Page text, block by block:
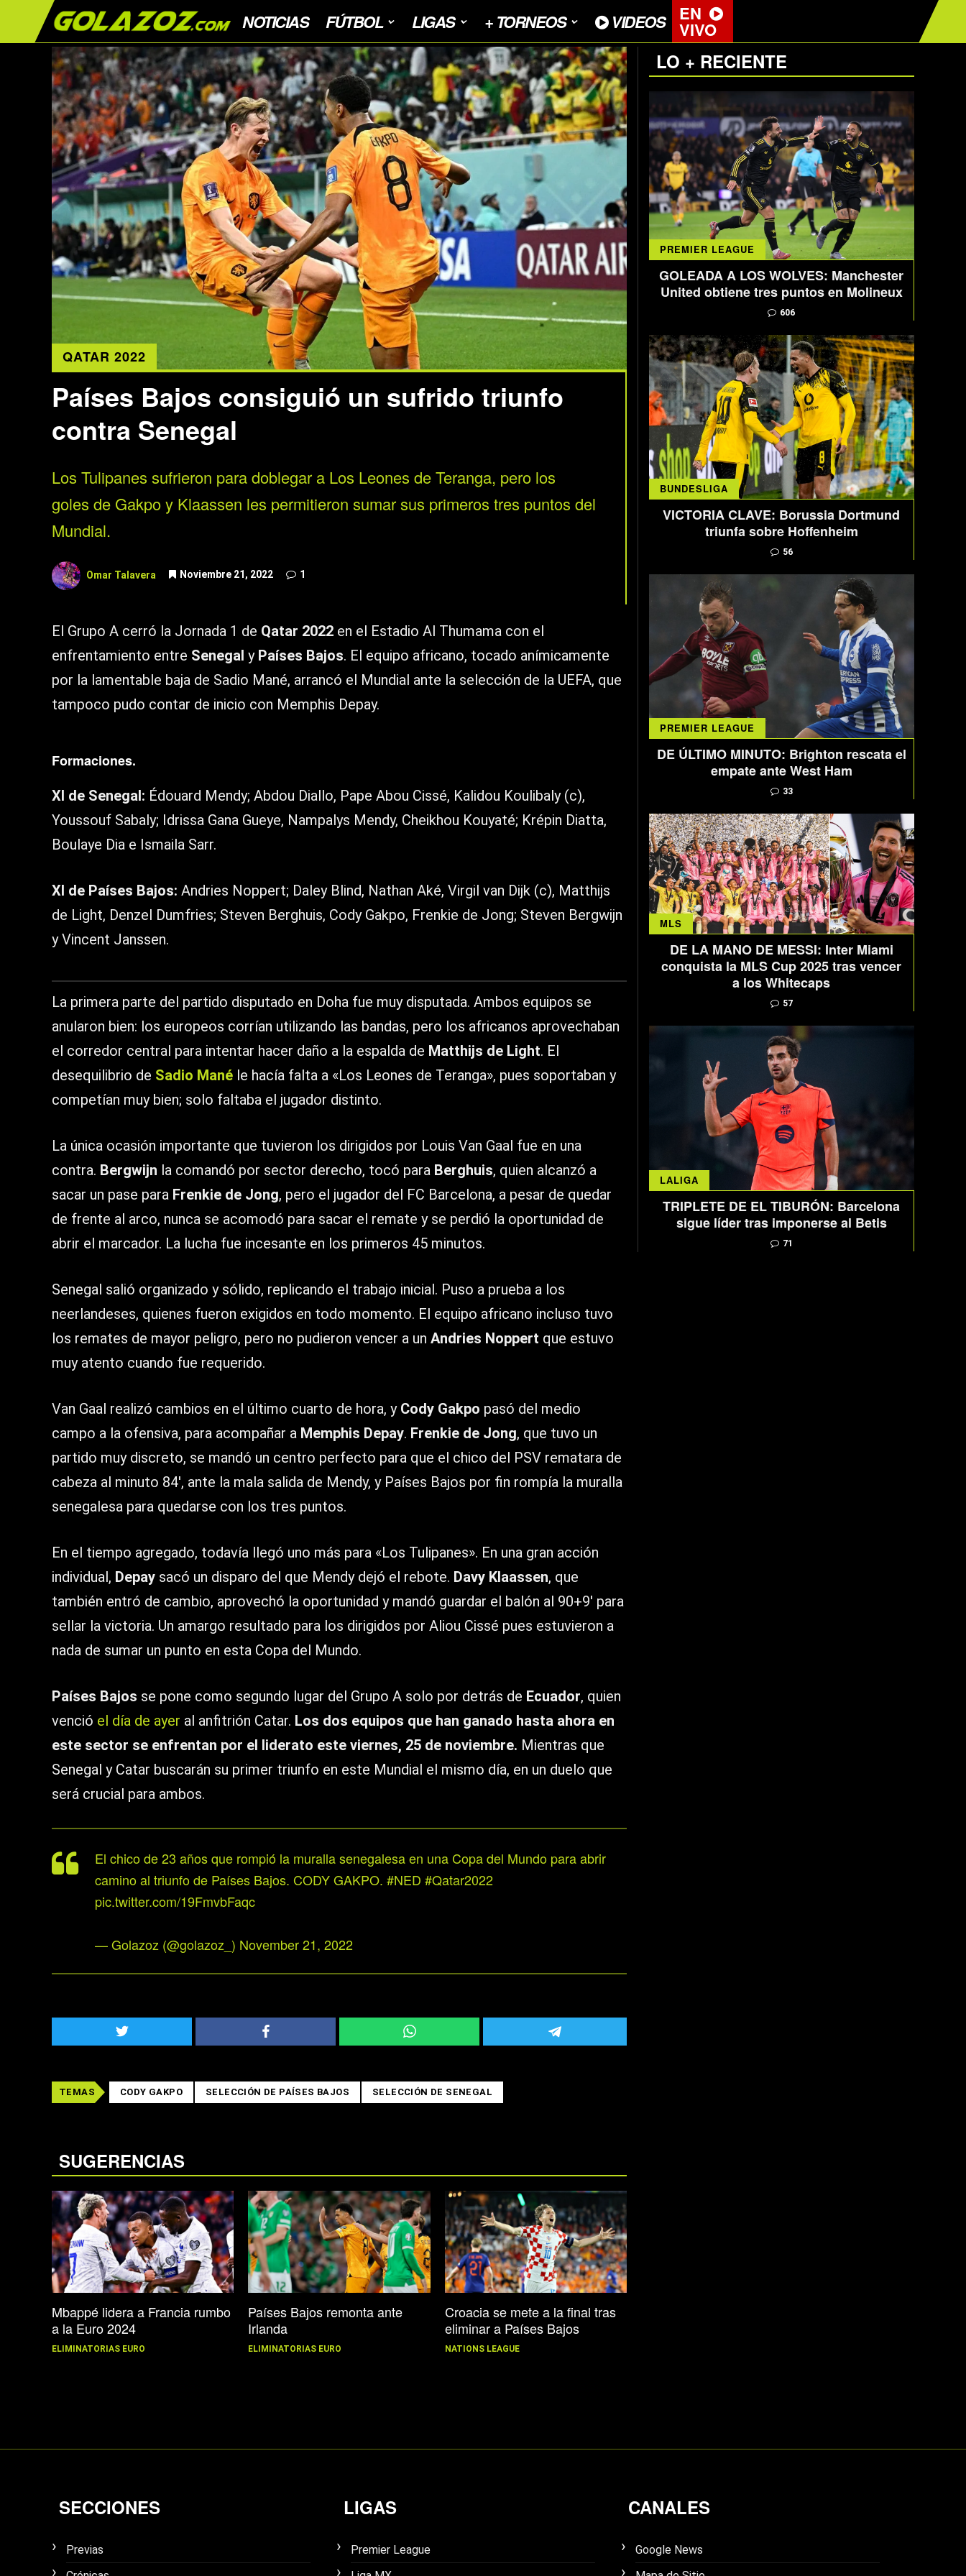
NOTICIAS FÚTBOL LIGAS + TORNEOS VIDEOS EN
VIVO
QATAR 2022
Países Bajos consiguió un sufrido triunfo
contra Senegal
Los Tulipanes sufrieron para doblegar a Los Leones de Teranga, pero los
goles de Gakpo y Klaassen les permitieron sumar sus primeros tres puntos del
Mundial.
Omar Talavera Noviembre 21, 2022 1
El Grupo A cerró la Jornada 1 de Qatar 2022 en el Estadio Al Thumama con el
enfrentamiento entre Senegal y Países Bajos. El equipo africano, tocado anímicamente
por la lamentable baja de Sadio Mané, arrancó el Mundial ante la selección de la UEFA, que
tampoco pudo contar de inicio con Memphis Depay.
Formaciones.
XI de Senegal: Édouard Mendy; Abdou Diallo, Pape Abou Cissé, Kalidou Koulibaly (c),
Youssouf Sabaly; Idrissa Gana Gueye, Nampalys Mendy, Cheikhou Kouyaté; Krépin Diatta,
Boulaye Dia e Ismaila Sarr.
XI de Países Bajos: Andries Noppert; Daley Blind, Nathan Aké, Virgil van Dijk (c), Matthijs
de Light, Denzel Dumfries; Steven Berghuis, Cody Gakpo, Frenkie de Jong; Steven Bergwijn
y Vincent Janssen.
La primera parte del partido disputado en Doha fue muy disputada. Ambos equipos se
anularon bien: los europeos corrían utilizando las bandas, pero los africanos aprovechaban
el corredor central para intentar hacer daño a la espalda de Matthijs de Light. El
desequilibrio de Sadio Mané le hacía falta a «Los Leones de Teranga», pues soportaban y
competían muy bien; solo faltaba el jugador distinto.
La única ocasión importante que tuvieron los dirigidos por Louis Van Gaal fue en una
contra. Bergwijn la comandó por sector derecho, tocó para Berghuis, quien alcanzó a
sacar un pase para Frenkie de Jong, pero el jugador del FC Barcelona, a pesar de quedar
de frente al arco, nunca se acomodó para sacar el remate y se perdió la oportunidad de
abrir el marcador. La lucha fue incesante en los primeros 45 minutos.
Senegal salió organizado y sólido, replicando el trabajo inicial. Puso a prueba a los
neerlandeses, quienes fueron exigidos en todo momento. El equipo africano incluso tuvo
los remates de mayor peligro, pero no pudieron vencer a un Andries Noppert que estuvo
muy atento cuando fue requerido.
Van Gaal realizó cambios en el último cuarto de hora, y Cody Gakpo pasó del medio
campo a la ofensiva, para acompañar a Memphis Depay. Frenkie de Jong, que tuvo un
partido muy discreto, se mandó un centro perfecto para que el chico del PSV rematara de
cabeza al minuto 84′, ante la mala salida de Mendy, y Países Bajos por fin rompía la muralla
senegalesa para quedarse con los tres puntos.
En el tiempo agregado, todavía llegó uno más para «Los Tulipanes». En una gran acción
individual, Depay sacó un disparo del que Mendy dejó el rebote. Davy Klaassen, que
también entró de cambio, aprovechó la oportunidad y mandó guardar el balón al 90+9′ para
sellar la victoria. Un amargo resultado para los dirigidos por Aliou Cissé pues estuvieron a
nada de sumar un punto en esta Copa del Mundo.
Países Bajos se pone como segundo lugar del Grupo A solo por detrás de Ecuador, quien
venció el día de ayer al anfitrión Catar. Los dos equipos que han ganado hasta ahora en
este sector se enfrentan por el liderato este viernes, 25 de noviembre. Mientras que
Senegal y Catar buscarán su primer triunfo en este Mundial el mismo día, en un duelo que
será crucial para ambos.
El chico de 23 años que rompió la muralla senegalesa en una Copa del Mundo para abrir
camino al triunfo de Países Bajos. CODY GAKPO. #NED #Qatar2022
pic.twitter.com/19FmvbFaqc
— Golazoz (@golazoz_) November 21, 2022
TEMAS CODY GAKPO SELECCIÓN DE PAÍSES BAJOS SELECCIÓN DE SENEGAL
SUGERENCIAS
Mbappé lidera a Francia rumbo
a la Euro 2024
ELIMINATORIAS EURO
Países Bajos remonta ante
Irlanda
ELIMINATORIAS EURO
Croacia se mete a la final tras
eliminar a Países Bajos
NATIONS LEAGUE
LO + RECIENTE
PREMIER LEAGUE
GOLEADA A LOS WOLVES: Manchester
United obtiene tres puntos en Molineux
606
BUNDESLIGA
VICTORIA CLAVE: Borussia Dortmund
triunfa sobre Hoffenheim
56
PREMIER LEAGUE
DE ÚLTIMO MINUTO: Brighton rescata el
empate ante West Ham
33
MLS
DE LA MANO DE MESSI: Inter Miami
conquista la MLS Cup 2025 tras vencer
a los Whitecaps
57
LALIGA
TRIPLETE DE EL TIBURÓN: Barcelona
sigue líder tras imponerse al Betis
71
SECCIONES
Previas
LIGAS
Premier League
CANALES
Google News